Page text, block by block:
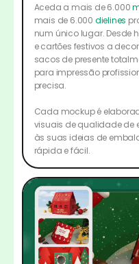
Aceda a mais de 6.000
mais de 6.000 dielines
num único lugar. Desde
e cartões festivos a
sacos de presente
para impressão
precisa.
Cada mockup é
visuais de qualidade de
às suas ideias de
rápida e fácil.